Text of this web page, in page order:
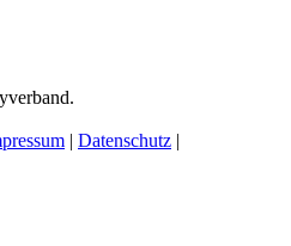
| Datenschutz |